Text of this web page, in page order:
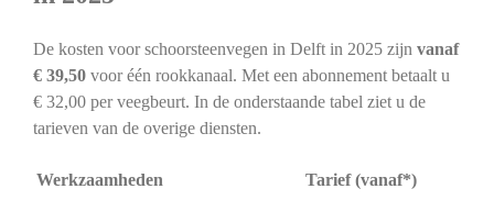
De kosten voor schoorsteenvegen in Delft in 2025 zijn vanaf
€ 39,50voor één rookkanaal. Met een abonnement betaalt u
€ 32,00 per veegbeurt. In de onderstaande tabel ziet u de
tarieven van de overige diensten.
Werkzaamheden
Tarief (vanaf*)